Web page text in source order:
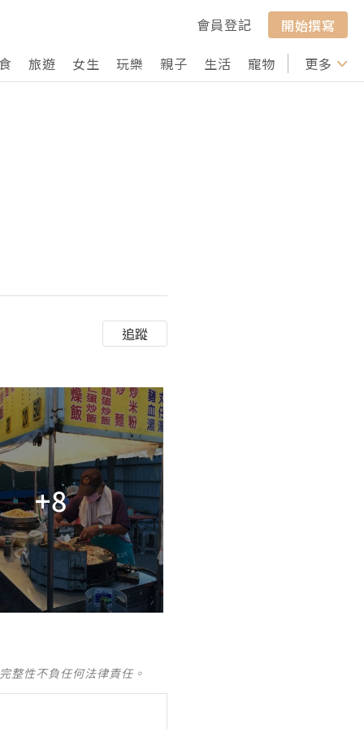
會員登記
開始撰寫
旅遊 女生 玩樂 親子 生活 寵物 行山 打卡
更多
追蹤
+8
整性不負任何法律責任。